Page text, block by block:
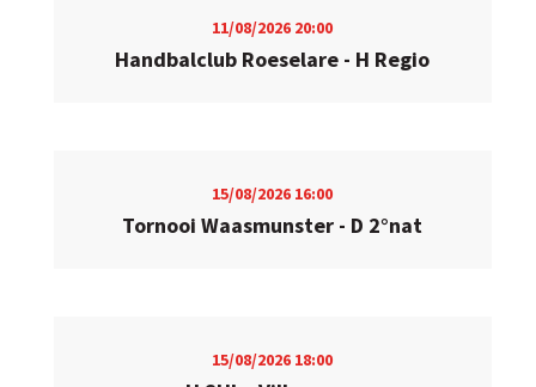
11/08/2026 20:00
Handbalclub Roeselare - H Regio
15/08/2026 16:00
Tornooi Waasmunster - D 2°nat
15/08/2026 18:00